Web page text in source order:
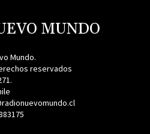
MUNDO
Mundo.
reservados